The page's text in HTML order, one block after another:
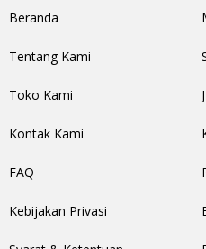
Beranda
Tentang Kami
Toko Kami
Kontak Kami
FAQ
Kebijakan Privasi